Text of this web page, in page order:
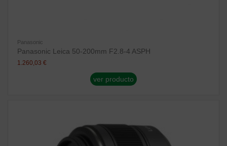
Panasonic
Panasonic Leica 50-200mm F2.8-4 ASPH
1.260,03 €
ver producto